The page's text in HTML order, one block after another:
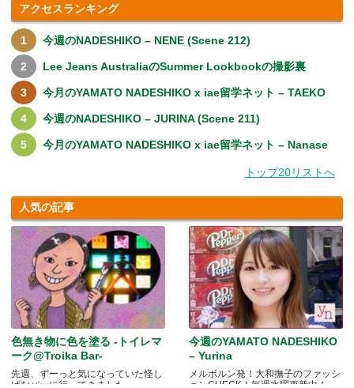
アクセスランキング
今週のNADESHIKO – NENE (Scene 212)
Lee Jeans AustraliaのSummer Lookbookの撮影裏
今月のYAMATO NADESHIKO x iae留学ネット – TAEKO
今週のNADESHIKO – JURINA (Scene 211)
今月のYAMATO NADESHIKO x iae留学ネット – Nanase
トップ20リストへ
人気の記事
色無き物に色を塗る -トイレマ
ーク@Troika Bar-
先週、ずーっと気になっていた怪し
げなバーに行ってきました.....
今週のYAMATO NADESHIKO
– Yurina
メルボルン発！大和撫子のファッシ
ョンCHECK！毎週水曜更新中！